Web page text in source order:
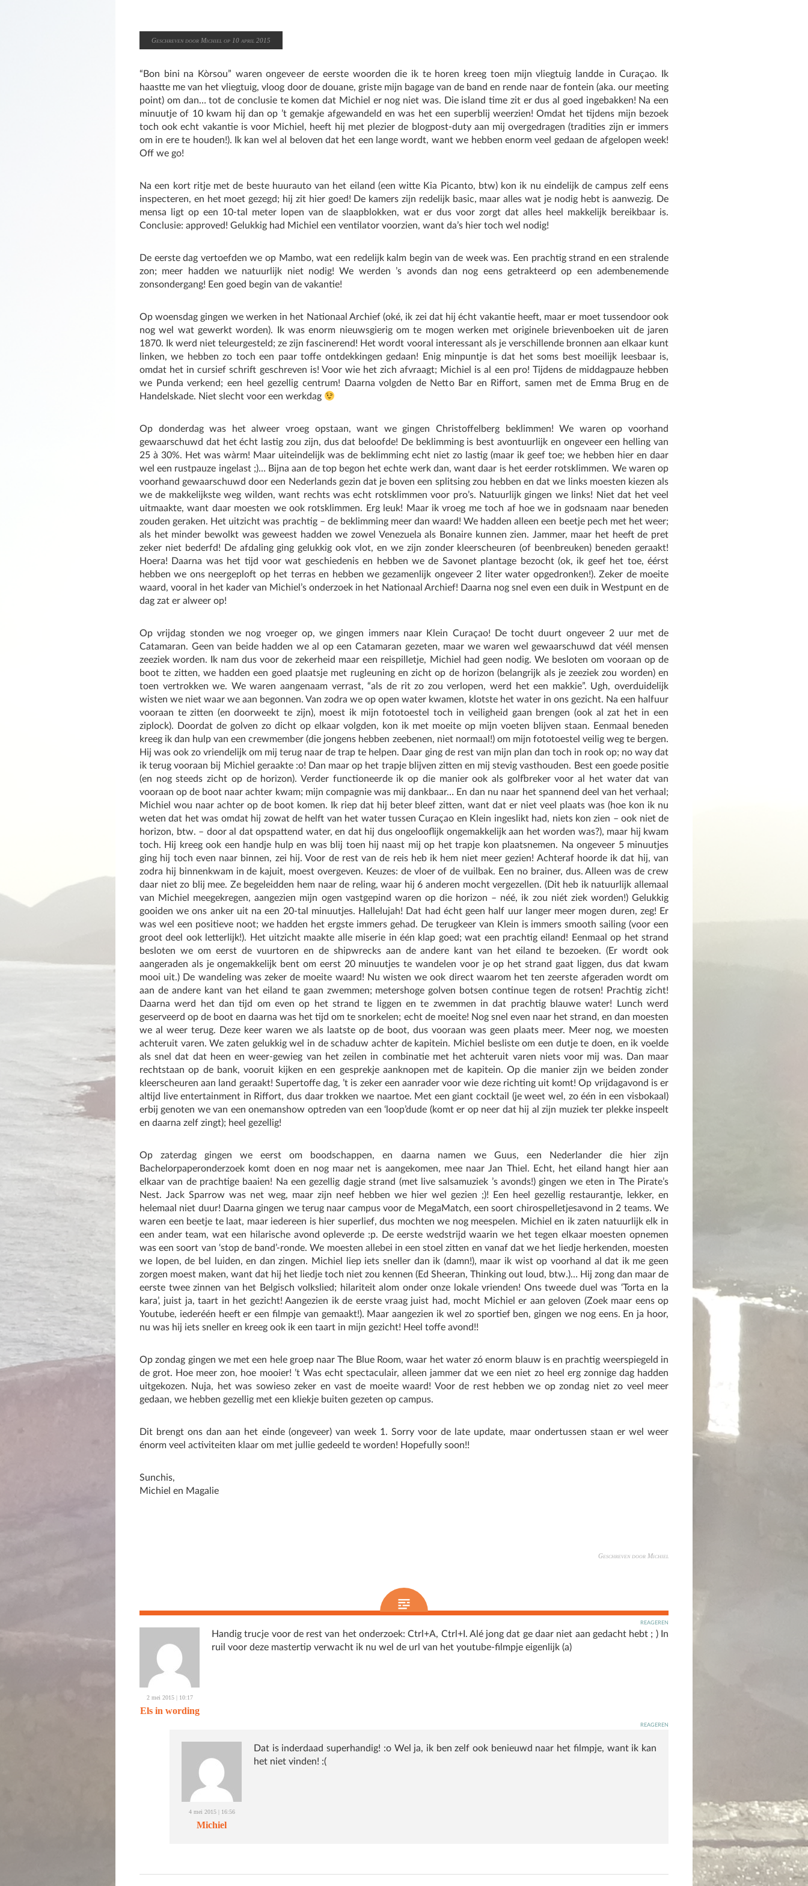
Geschreven door Michiel op 10 april 2015
“Bon bini na Kòrsou” waren ongeveer de eerste woorden die ik te horen kreeg toen mijn vliegtuig landde in Curaçao. Ik
haastte me van het vliegtuig, vloog door de douane, griste mijn bagage van de band en rende naar de fontein (aka. our meeting
point) om dan… tot de conclusie te komen dat Michiel er nog niet was. Die island time zit er dus al goed ingebakken! Na een
minuutje of 10 kwam hij dan op ’t gemakje afgewandeld en was het een superblij weerzien! Omdat het tijdens mijn bezoek
toch ook echt vakantie is voor Michiel, heeft hij met plezier de blogpost-duty aan mij overgedragen (tradities zijn er immers
om in ere te houden!). Ik kan wel al beloven dat het een lange wordt, want we hebben enorm veel gedaan de afgelopen week!
Off we go!
Na een kort ritje met de beste huurauto van het eiland (een witte Kia Picanto, btw) kon ik nu eindelijk de campus zelf eens
inspecteren, en het moet gezegd; hij zit hier goed! De kamers zijn redelijk basic, maar alles wat je nodig hebt is aanwezig. De
mensa ligt op een 10-tal meter lopen van de slaapblokken, wat er dus voor zorgt dat alles heel makkelijk bereikbaar is.
Conclusie: approved! Gelukkig had Michiel een ventilator voorzien, want da’s hier toch wel nodig!
De eerste dag vertoefden we op Mambo, wat een redelijk kalm begin van de week was. Een prachtig strand en een stralende
zon; meer hadden we natuurlijk niet nodig! We werden ’s avonds dan nog eens getrakteerd op een adembenemende
zonsondergang! Een goed begin van de vakantie!
Op woensdag gingen we werken in het Nationaal Archief (oké, ik zei dat hij écht vakantie heeft, maar er moet tussendoor ook
nog wel wat gewerkt worden). Ik was enorm nieuwsgierig om te mogen werken met originele brievenboeken uit de jaren
1870. Ik werd niet teleurgesteld; ze zijn fascinerend! Het wordt vooral interessant als je verschillende bronnen aan elkaar kunt
linken, we hebben zo toch een paar toffe ontdekkingen gedaan! Enig minpuntje is dat het soms best moeilijk leesbaar is,
omdat het in cursief schrift geschreven is! Voor wie het zich afvraagt; Michiel is al een pro! Tijdens de middagpauze hebben
we Punda verkend; een heel gezellig centrum! Daarna volgden de Netto Bar en Riffort, samen met de Emma Brug en de
Handelskade. Niet slecht voor een werkdag
Op donderdag was het alweer vroeg opstaan, want we gingen Christoffelberg beklimmen! We waren op voorhand
gewaarschuwd dat het écht lastig zou zijn, dus dat beloofde! De beklimming is best avontuurlijk en ongeveer een helling van
25 à 30%. Het was wàrm! Maar uiteindelijk was de beklimming echt niet zo lastig (maar ik geef toe; we hebben hier en daar
wel een rustpauze ingelast ;)… Bijna aan de top begon het echte werk dan, want daar is het eerder rotsklimmen. We waren op
voorhand gewaarschuwd door een Nederlands gezin dat je boven een splitsing zou hebben en dat we links moesten kiezen als
we de makkelijkste weg wilden, want rechts was echt rotsklimmen voor pro’s. Natuurlijk gingen we links! Niet dat het veel
uitmaakte, want daar moesten we ook rotsklimmen. Erg leuk! Maar ik vroeg me toch af hoe we in godsnaam naar beneden
zouden geraken. Het uitzicht was prachtig – de beklimming meer dan waard! We hadden alleen een beetje pech met het weer;
als het minder bewolkt was geweest hadden we zowel Venezuela als Bonaire kunnen zien. Jammer, maar het heeft de pret
zeker niet bederfd! De afdaling ging gelukkig ook vlot, en we zijn zonder kleerscheuren (of beenbreuken) beneden geraakt!
Hoera! Daarna was het tijd voor wat geschiedenis en hebben we de Savonet plantage bezocht (ok, ik geef het toe, éérst
hebben we ons neergeploft op het terras en hebben we gezamenlijk ongeveer 2 liter water opgedronken!). Zeker de moeite
waard, vooral in het kader van Michiel’s onderzoek in het Nationaal Archief! Daarna nog snel even een duik in Westpunt en de
dag zat er alweer op!
Op vrijdag stonden we nog vroeger op, we gingen immers naar Klein Curaçao! De tocht duurt ongeveer 2 uur met de
Catamaran. Geen van beide hadden we al op een Catamaran gezeten, maar we waren wel gewaarschuwd dat véél mensen
zeeziek worden. Ik nam dus voor de zekerheid maar een reispilletje, Michiel had geen nodig. We besloten om vooraan op de
boot te zitten, we hadden een goed plaatsje met rugleuning en zicht op de horizon (belangrijk als je zeeziek zou worden) en
toen vertrokken we. We waren aangenaam verrast, “als de rit zo zou verlopen, werd het een makkie”. Ugh, overduidelijk
wisten we niet waar we aan begonnen. Van zodra we op open water kwamen, klotste het water in ons gezicht. Na een halfuur
vooraan te zitten (en doorweekt te zijn), moest ik mijn fototoestel toch in veiligheid gaan brengen (ook al zat het in een
ziplock). Doordat de golven zo dicht op elkaar volgden, kon ik met moeite op mijn voeten blijven staan. Eenmaal beneden
kreeg ik dan hulp van een crewmember (die jongens hebben zeebenen, niet normaal!) om mijn fototoestel veilig weg te bergen.
Hij was ook zo vriendelijk om mij terug naar de trap te helpen. Daar ging de rest van mijn plan dan toch in rook op; no way dat
ik terug vooraan bij Michiel geraakte :o! Dan maar op het trapje blijven zitten en mij stevig vasthouden. Best een goede positie
(en nog steeds zicht op de horizon). Verder functioneerde ik op die manier ook als golfbreker voor al het water dat van
vooraan op de boot naar achter kwam; mijn compagnie was mij dankbaar… En dan nu naar het spannend deel van het verhaal;
Michiel wou naar achter op de boot komen. Ik riep dat hij beter bleef zitten, want dat er niet veel plaats was (hoe kon ik nu
weten dat het was omdat hij zowat de helft van het water tussen Curaçao en Klein ingeslikt had, niets kon zien – ook niet de
horizon, btw. – door al dat opspattend water, en dat hij dus ongelooflijk ongemakkelijk aan het worden was?), maar hij kwam
toch. Hij kreeg ook een handje hulp en was blij toen hij naast mij op het trapje kon plaatsnemen. Na ongeveer 5 minuutjes
ging hij toch even naar binnen, zei hij. Voor de rest van de reis heb ik hem niet meer gezien! Achteraf hoorde ik dat hij, van
zodra hij binnenkwam in de kajuit, moest overgeven. Keuzes: de vloer of de vuilbak. Een no brainer, dus. Alleen was de crew
daar niet zo blij mee. Ze begeleidden hem naar de reling, waar hij 6 anderen mocht vergezellen. (Dit heb ik natuurlijk allemaal
van Michiel meegekregen, aangezien mijn ogen vastgepind waren op die horizon – néé, ik zou niét ziek worden!) Gelukkig
gooiden we ons anker uit na een 20-tal minuutjes. Hallelujah! Dat had écht geen half uur langer meer mogen duren, zeg! Er
was wel een positieve noot; we hadden het ergste immers gehad. De terugkeer van Klein is immers smooth sailing (voor een
groot deel ook letterlijk!). Het uitzicht maakte alle miserie in één klap goed; wat een prachtig eiland! Eenmaal op het strand
besloten we om eerst de vuurtoren en de shipwrecks aan de andere kant van het eiland te bezoeken. (Er wordt ook
aangeraden als je ongemakkelijk bent om eerst 20 minuutjes te wandelen voor je op het strand gaat liggen, dus dat kwam
mooi uit.) De wandeling was zeker de moeite waard! Nu wisten we ook direct waarom het ten zeerste afgeraden wordt om
aan de andere kant van het eiland te gaan zwemmen; metershoge golven botsen continue tegen de rotsen! Prachtig zicht!
Daarna werd het dan tijd om even op het strand te liggen en te zwemmen in dat prachtig blauwe water! Lunch werd
geserveerd op de boot en daarna was het tijd om te snorkelen; echt de moeite! Nog snel even naar het strand, en dan moesten
we al weer terug. Deze keer waren we als laatste op de boot, dus vooraan was geen plaats meer. Meer nog, we moesten
achteruit varen. We zaten gelukkig wel in de schaduw achter de kapitein. Michiel besliste om een dutje te doen, en ik voelde
als snel dat dat heen en weer-gewieg van het zeilen in combinatie met het achteruit varen niets voor mij was. Dan maar
rechtstaan op de bank, vooruit kijken en een gesprekje aanknopen met de kapitein. Op die manier zijn we beiden zonder
kleerscheuren aan land geraakt! Supertoffe dag, ’t is zeker een aanrader voor wie deze richting uit komt! Op vrijdagavond is er
altijd live entertainment in Riffort, dus daar trokken we naartoe. Met een giant cocktail (je weet wel, zo één in een visbokaal)
erbij genoten we van een onemanshow optreden van een ‘loop’dude (komt er op neer dat hij al zijn muziek ter plekke inspeelt
en daarna zelf zingt); heel gezellig!
Op zaterdag gingen we eerst om boodschappen, en daarna namen we Guus, een Nederlander die hier zijn
Bachelorpaperonderzoek komt doen en nog maar net is aangekomen, mee naar Jan Thiel. Echt, het eiland hangt hier aan
elkaar van de prachtige baaien! Na een gezellig dagje strand (met live salsamuziek ’s avonds!) gingen we eten in The Pirate’s
Nest. Jack Sparrow was net weg, maar zijn neef hebben we hier wel gezien ;)! Een heel gezellig restaurantje, lekker, en
helemaal niet duur! Daarna gingen we terug naar campus voor de MegaMatch, een soort chirospelletjesavond in 2 teams. We
waren een beetje te laat, maar iedereen is hier superlief, dus mochten we nog meespelen. Michiel en ik zaten natuurlijk elk in
een ander team, wat een hilarische avond opleverde :p. De eerste wedstrijd waarin we het tegen elkaar moesten opnemen
was een soort van ‘stop de band’-ronde. We moesten allebei in een stoel zitten en vanaf dat we het liedje herkenden, moesten
we lopen, de bel luiden, en dan zingen. Michiel liep iets sneller dan ik (damn!), maar ik wist op voorhand al dat ik me geen
zorgen moest maken, want dat hij het liedje toch niet zou kennen (Ed Sheeran, Thinking out loud, btw.)… Hij zong dan maar de
eerste twee zinnen van het Belgisch volkslied; hilariteit alom onder onze lokale vrienden! Ons tweede duel was ‘Torta en la
kara’, juist ja, taart in het gezicht! Aangezien ik de eerste vraag juist had, mocht Michiel er aan geloven (Zoek maar eens op
Youtube, iederéén heeft er een filmpje van gemaakt!). Maar aangezien ik wel zo sportief ben, gingen we nog eens. En ja hoor,
nu was hij iets sneller en kreeg ook ik een taart in mijn gezicht! Heel toffe avond!!
Op zondag gingen we met een hele groep naar The Blue Room, waar het water zó enorm blauw is en prachtig weerspiegeld in
de grot. Hoe meer zon, hoe mooier! ’t Was echt spectaculair, alleen jammer dat we een niet zo heel erg zonnige dag hadden
uitgekozen. Nuja, het was sowieso zeker en vast de moeite waard! Voor de rest hebben we op zondag niet zo veel meer
gedaan, we hebben gezellig met een kliekje buiten gezeten op campus.
Dit brengt ons dan aan het einde (ongeveer) van week 1. Sorry voor de late update, maar ondertussen staan er wel weer
énorm veel activiteiten klaar om met jullie gedeeld te worden! Hopefully soon!!
Sunchis,
Michiel en Magalie
Geschreven door Michiel
reageren
2 mei 2015 | 10:17
Els in wording
Handig trucje voor de rest van het onderzoek: Ctrl+A, Ctrl+I. Alé jong dat ge daar niet aan gedacht hebt ; ) In
ruil voor deze mastertip verwacht ik nu wel de url van het youtube-filmpje eigenlijk (a)
reageren
4 mei 2015 | 16:56
Michiel
Dat is inderdaad superhandig! :o Wel ja, ik ben zelf ook benieuwd naar het filmpje, want ik kan
het niet vinden! :(